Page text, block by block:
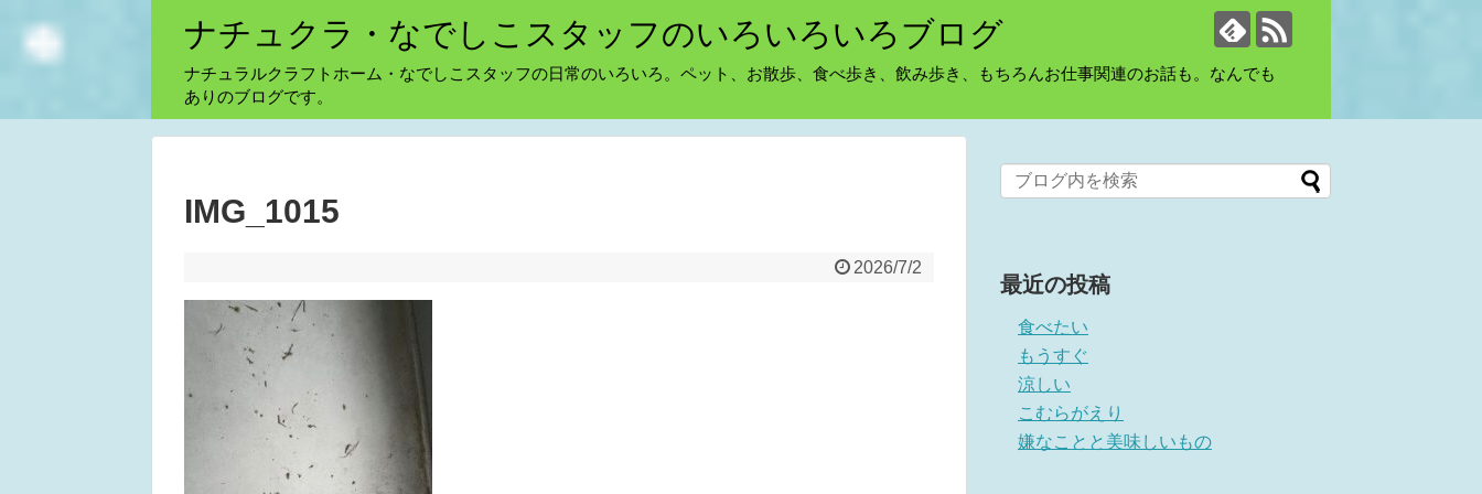
ナチュクラ・なでしこスタッフのいろいろいろブログ
ナチュラルクラフトホーム・なでしこスタッフの日常のいろいろ。ペット、お散歩、食べ歩き、飲み歩き、もちろんお仕事関連のお話も。なんでも
ありのブログです。
IMG_1015
2026/7/2
最近の投稿
食べたい
もうすぐ
涼しい
こむらがえり
嫌なことと美味しいもの